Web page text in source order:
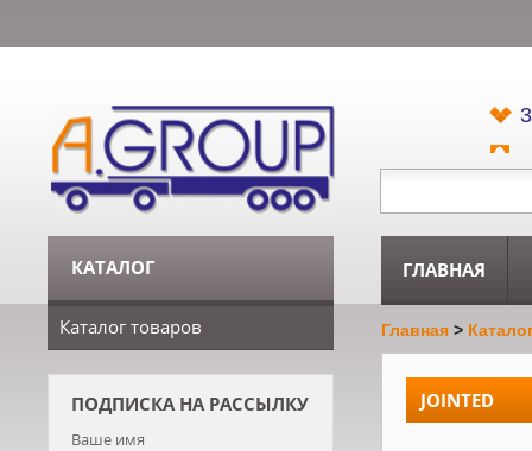
ГЛАВНАЯ
КАТАЛОГ
Каталог товаров
ПОДПИСКА НА РАССЫЛКУ
Ваше имя
Главная >
JOINTED